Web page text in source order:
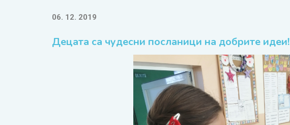
06. 12. 2019
Децата са чудесни посланици на добрите идеи!